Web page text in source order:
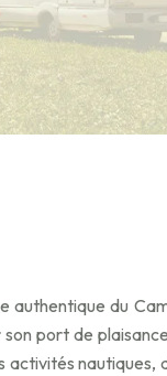
du
port de
nautiques,